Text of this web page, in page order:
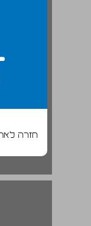
חזרה